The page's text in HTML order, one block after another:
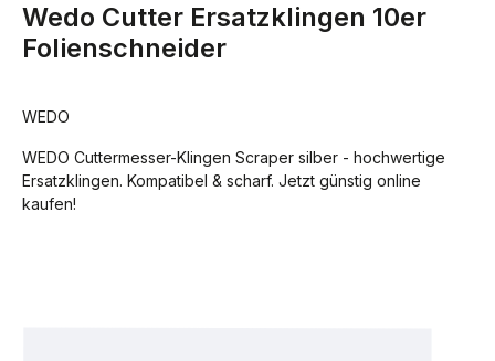
Wedo Cutter Ersatzklingen 10er
Folienschneider
WEDO
WEDO Cuttermesser-Klingen Scraper silber - hochwertige
Ersatzklingen. Kompatibel & scharf. Jetzt günstig online
kaufen!